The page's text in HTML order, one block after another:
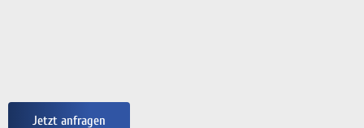
Jetzt anfragen